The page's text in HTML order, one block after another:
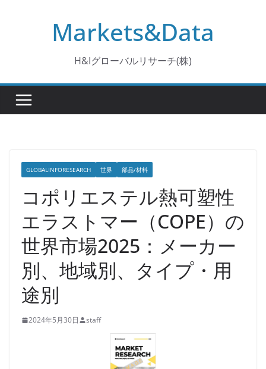
Markets&Data
H&Iグローバルリサーチ(株)
GLOBALINFORESEARCH 世界 部品/材料
コポリエステル熱可塑性
エラストマー（COPE）の
世界市場2025：メーカー
別、地域別、タイプ・用
途別
2024年5月30日 staff